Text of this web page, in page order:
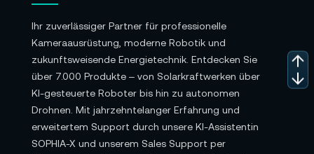
Ihr zuverlässiger Partner für professionelle
Kameraausrüstung, moderne Robotik und
zukunftsweisende Energietechnik. Entdecken Sie
über 7.000 Produkte – von Solarkraftwerken über
KI-gesteuerte Roboter bis hin zu autonomen
Drohnen. Mit jahrzehntelanger Erfahrung und
erweitertem Support durch unsere KI-Assistentin
SOPHIA-X und unserem Sales Support per